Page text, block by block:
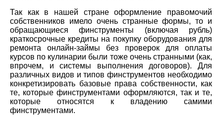
Так как в нашей стране оформление правомочий
собственников имело очень странные формы, то и
обращающиеся финструменты (включая рубль)
краткосрочные кредиты на покупку оборудования для
ремонта онлайн-займы без проверок для оплаты
курсов по кулинарии были тоже очень странными (как,
впрочем, и системы выполнения договоров). Для
различных видов и типов финструментов необходимо
конкретизировать базовые права собственности, как
те, которые финструментами оформляются, так и те,
которые относятся к владению самими
финструментами.